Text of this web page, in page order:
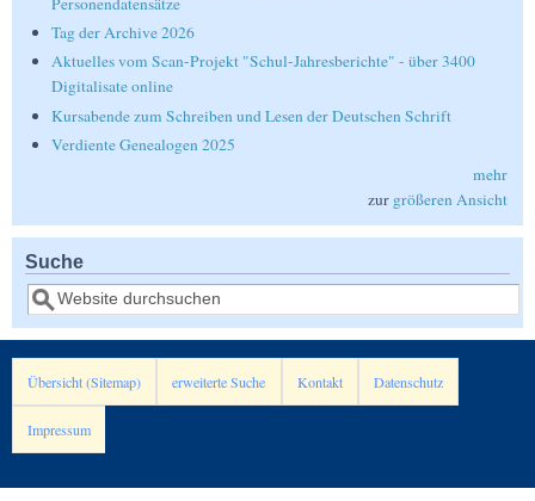
Tag der Archive 2026
Aktuelles vom Scan-Projekt "Schul-Jahresberichte" - über 3400
Digitalisate online
Kursabende zum Schreiben und Lesen der Deutschen Schrift
Verdiente Genealogen 2025
mehr
zur größeren Ansicht
Suche
Suche
Übersicht (Sitemap) erweiterte Suche Kontakt Datenschutz
Impressum